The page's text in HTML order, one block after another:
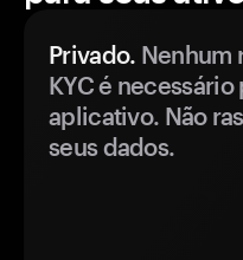
Privado. Nenhum
KYC é necessário
aplicativo. Não
seus dados.